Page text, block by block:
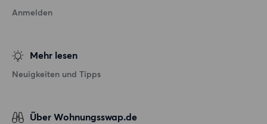
Anmelden
Mehr lesen
Neuigkeiten und Tipps
Über Wohnungsswap.de